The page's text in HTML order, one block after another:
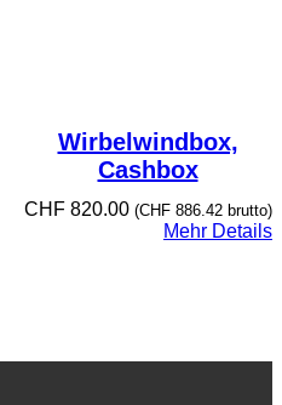
Wirbelwindbox,
Cashbox
CHF820.00 (CHF886.42brutto)
Mehr Details